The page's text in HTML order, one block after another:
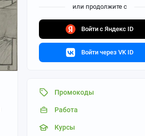
или продолжите с
Войти с Яндекс ID
Войти через VK ID
Промокоды
Работа
Курсы